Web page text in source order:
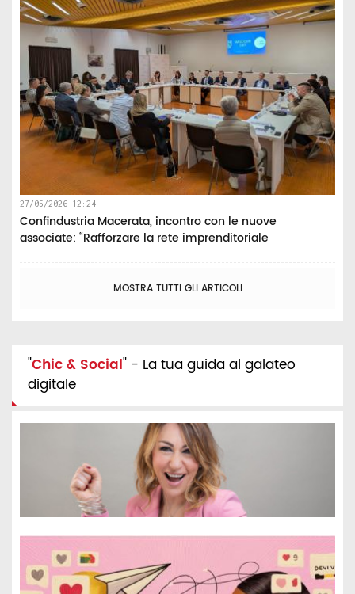
27/05/2026 12:24
Confindustria Macerata, incontro con le nuove
associate: “Rafforzare la rete imprenditoriale
MOSTRA TUTTI GLI ARTICOLI
"Chic & Social" - La tua guida al galateo
digitale